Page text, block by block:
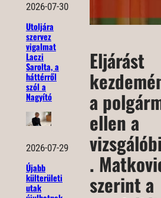
2026-07-30
Utoljára
szervez
vigalmat
Laczi
Sarolta, a
háttérről
szól a
Nagyító
2026-07-29
Újabb
külterületi
utak
Eljárást
a
ellen a
.
szerint a